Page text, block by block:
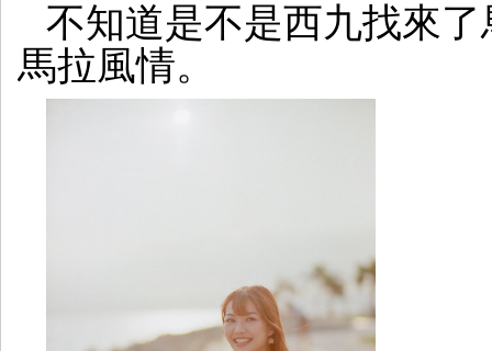
不知道是不是西九找來
馬拉風情。